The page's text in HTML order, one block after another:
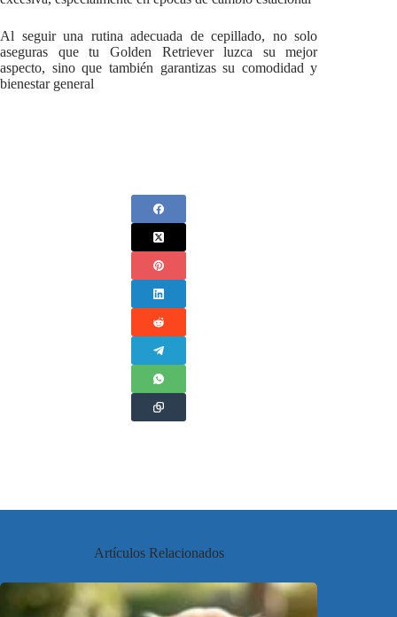
Al seguir una rutina adecuada de cepillado, no solo
aseguras que tu Golden Retriever luzca su mejor
aspecto, sino que también garantizas su comodidad y
bienestar general
Artículos Relacionados